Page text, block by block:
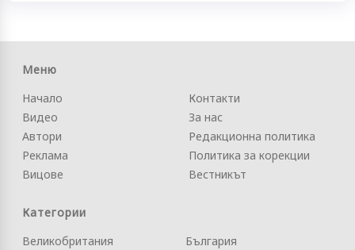
Меню
Начало
Видео
Автори
Реклама
Вицове
Контакти
За нас
Редакционна политика
Политика за корекции
Вестникът
Категории
Великобритания
България